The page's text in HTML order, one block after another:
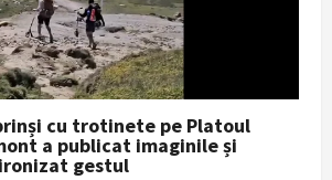
cu trotinete pe Platoul
a publicat imaginile și
gestul